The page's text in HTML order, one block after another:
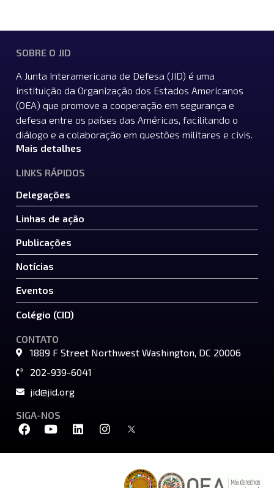
SOBRE O JID
A Junta Interamericana de Defesa (JID) é uma
instituição da Organização dos Estados Americanos
(OEA) que promove a cooperação em segurança e
defesa entre os países das Américas, facilitando o
diálogo e a colaboração em questões militares e civis.
Mais detalhes
LINKS RÁPIDOS
Delegações
Linhas de ação
Publicações
Notícias
Eventos
Colégio (CID)
CONTATO
1889 F Street Northwest Washington, DC 20006
202-939-6041
jid@jid.org
SIGA-NOS